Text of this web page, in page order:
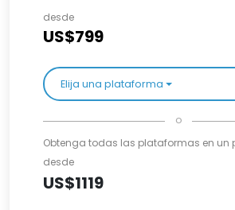
desde
US$799
Elija una plataforma
o
Obtenga todas las plataformas en un
desde
US$1119